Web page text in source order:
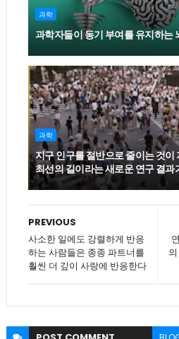
과학
과학자들이 동기 부여를 유지하는
과학
지구 인구를 절반으로 줄이는 것이
최선의 길이라는 새로운 연구 결과
PREVIOUS
사소한 일에도 강렬하게 반응
하는 사람들은 종종 파트너를
훨씬 더 깊이 사랑에 반응한다